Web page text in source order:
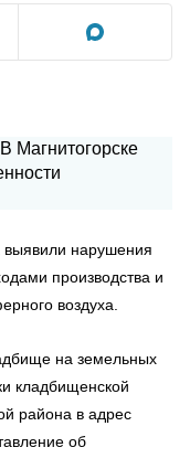
выявили нарушения
производства и
воздуха.
на земельных
кладбищенской
района в адрес
об